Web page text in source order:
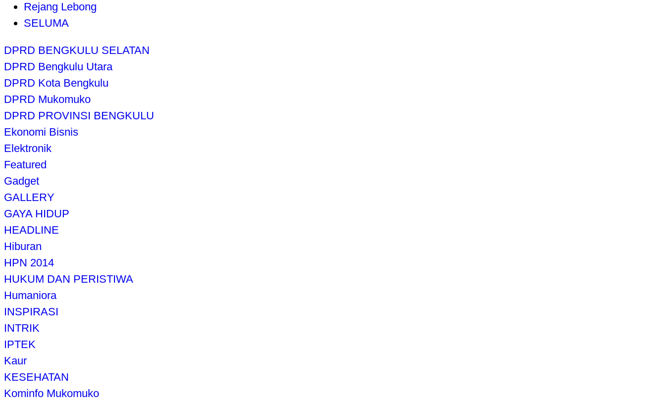
Rejang Lebong
SELUMA
DPRD BENGKULU SELATAN
DPRD Bengkulu Utara
DPRD Kota Bengkulu
DPRD Mukomuko
DPRD PROVINSI BENGKULU
Ekonomi Bisnis
Elektronik
Featured
Gadget
GALLERY
GAYA HIDUP
HEADLINE
Hiburan
HPN 2014
HUKUM DAN PERISTIWA
Humaniora
INSPIRASI
INTRIK
IPTEK
Kaur
KESEHATAN
Kominfo Mukomuko